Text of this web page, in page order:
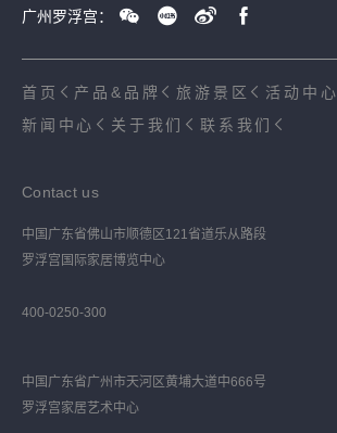
广州罗浮宫：
首页 产品&品牌 旅游景区 活动中心
新闻中心
关于我们 联系我们
Contact us
中国广东省佛山市顺德区121省道乐从路段
罗浮宫国际家居博览中心
400-0250-300
中国广东省广州市天河区黄埔大道中666号
罗浮宫家居艺术中心